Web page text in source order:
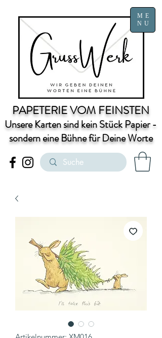
PAPETERIE VOM FEINSTEN
Unsere Karten sind kein Stück Papier -
sondern eine Bühne für Deine Worte
ME
NU